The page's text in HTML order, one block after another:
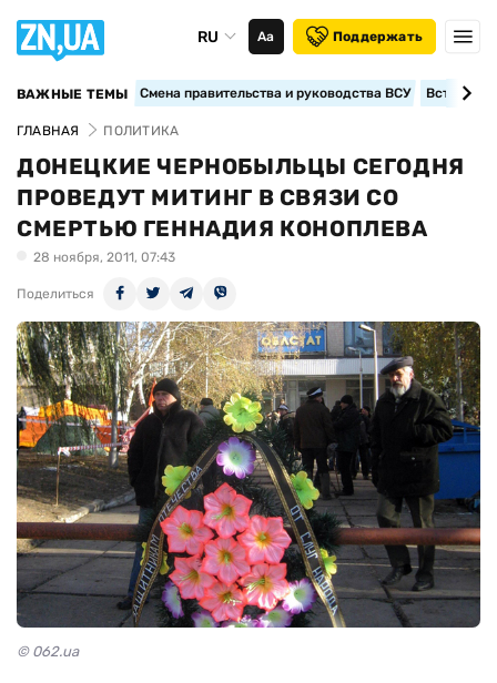
RU Аа Поддержать
ВАЖНЫЕ ТЕМЫ Смена правительства и руководства ВСУ
ГЛАВНАЯ ПОЛИТИКА
ДОНЕЦКИЕ ЧЕРНОБЫЛЬЦЫ СЕГОДНЯ
ПРОВЕДУТ МИТИНГ В СВЯЗИ СО
СМЕРТЬЮ ГЕННАДИЯ КОНОПЛЕВА
28 ноября, 2011, 07:43
Поделиться
© 062.ua